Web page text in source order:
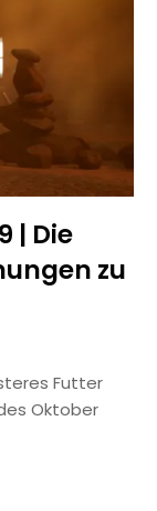
| Die
zu
Futter
Oktober